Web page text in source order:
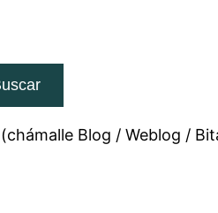
Blog / Weblog /